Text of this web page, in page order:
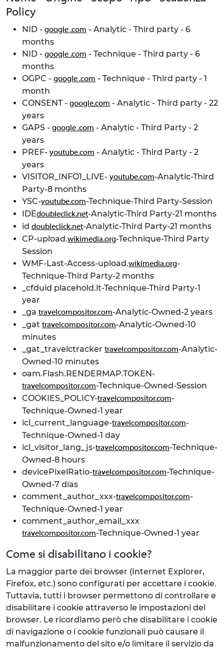
Policy
NID - google .com - Analytic - Third party - 6
months
NID - google .com - Technique - Third party - 6
months
OGPC - google .com - Technique - Third party - 1
month
CONSENT - google.com - Analytic - Third party - 22
years
GAPS - google .com - Analytic - Third Party - 2
years
PREF- youtube.com - Analytic - Third Party - 2
years
VISITOR_INFO1_LIVE- youtube.com-Analytic-Third
Party-8 months
YSC-youtube.com-Technique-Third Party-Session
IDEdoubleclick.net-Analytic-Third Party-21 months
id doubleclick.net-Analytic-Third Party-21 months
CP-upload.wikimedia.org-Technique-Third Party
Session
WMF-Last-Access-upload.wikimedia.org-
Technique-Third Party-2 months
_cfduid placehold.it-Technique-Third Party-1
year
_ga travelcompositor.com-Analytic-Owned-2 years
_gat travelcompositor.com-Analytic-Owned-10
minutes
_gat_travelctracker travelcompositor.com-Analytic-
Owned-10 minutes
oam.Flash.RENDERMAP.TOKEN-
travelcompositor.com-Technique-Owned-Session
COOKIES_POLICY-travelcompositor.com-
Technique-Owned-1 year
icl_current_language-travelcompositor.com-
Technique-Owned-1 day
icl_visitor_lang_js-travelcompositor.com-Technique-
Owned-8 hours
devicePixelRatio-travelcompositor.com-Technique-
Owned-7 días
comment_author_xxx-travelcompositor.com-
Technique-Owned-1 year
comment_author_email_xxx
travelcompositor.com-Technique-Owned-1 year
Come si disabilitano i cookie?
La maggior parte dei browser (Internet Explorer,
Firefox, etc.) sono configurati per accettare i cookie.
Tuttavia, tutti i browser permettono di controllare e
disabilitare i cookie attraverso le impostazioni del
browser. Le ricordiamo però che disabilitare i cookie
di navigazione o i cookie funzionali può causare il
malfunzionamento del sito e/o limitare il servizio da